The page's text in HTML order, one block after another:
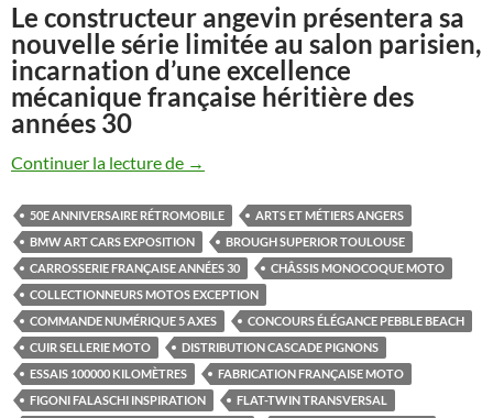
Le constructeur angevin présentera sa
nouvelle série limitée au salon parisien,
incarnation d’une excellence
mécanique française héritière des
années 30
Continuer la lecture de Midual Type 1 Série 3 : la manufacture
→
50E ANNIVERSAIRE RÉTROMOBILE
ARTS ET MÉTIERS ANGERS
BMW ART CARS EXPOSITION
BROUGH SUPERIOR TOULOUSE
CARROSSERIE FRANÇAISE ANNÉES 30
CHÂSSIS MONOCOQUE MOTO
COLLECTIONNEURS MOTOS EXCEPTION
COMMANDE NUMÉRIQUE 5 AXES
CONCOURS ÉLÉGANCE PEBBLE BEACH
CUIR SELLERIE MOTO
DISTRIBUTION CASCADE PIGNONS
ESSAIS 100000 KILOMÈTRES
FABRICATION FRANÇAISE MOTO
FIGONI FALASCHI INSPIRATION
FLAT-TWIN TRANSVERSAL